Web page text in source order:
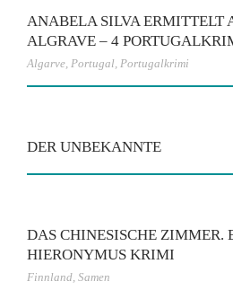
ANABELA SILVA ERMITTELT
ALGRAVE – 4
Algarve, Portugal, Portugalkrimi
DER UNBEKANNTE
DAS CHINESISCHE ZIMMER.
HIERONYMUS KRIMI
Finnland, Samen